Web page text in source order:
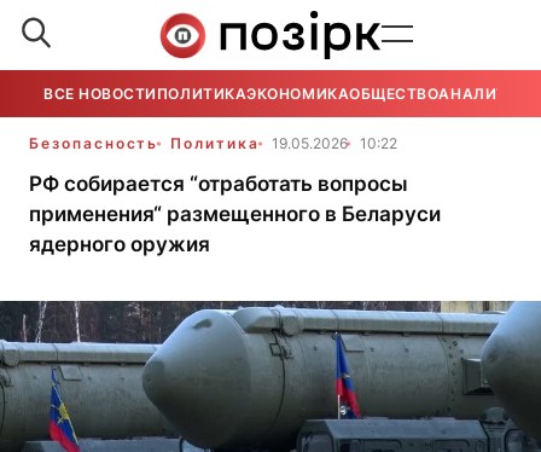
ВСЕ НОВОСТИ ПОЛИТИКАЭКОНОМИКАОБЩЕСТВОАНАЛИТИКА
Безопасность Политика 19.05.2026 10:22
РФ собирается “отработать вопросы
применения“ размещенного в Беларуси
ядерного оружия